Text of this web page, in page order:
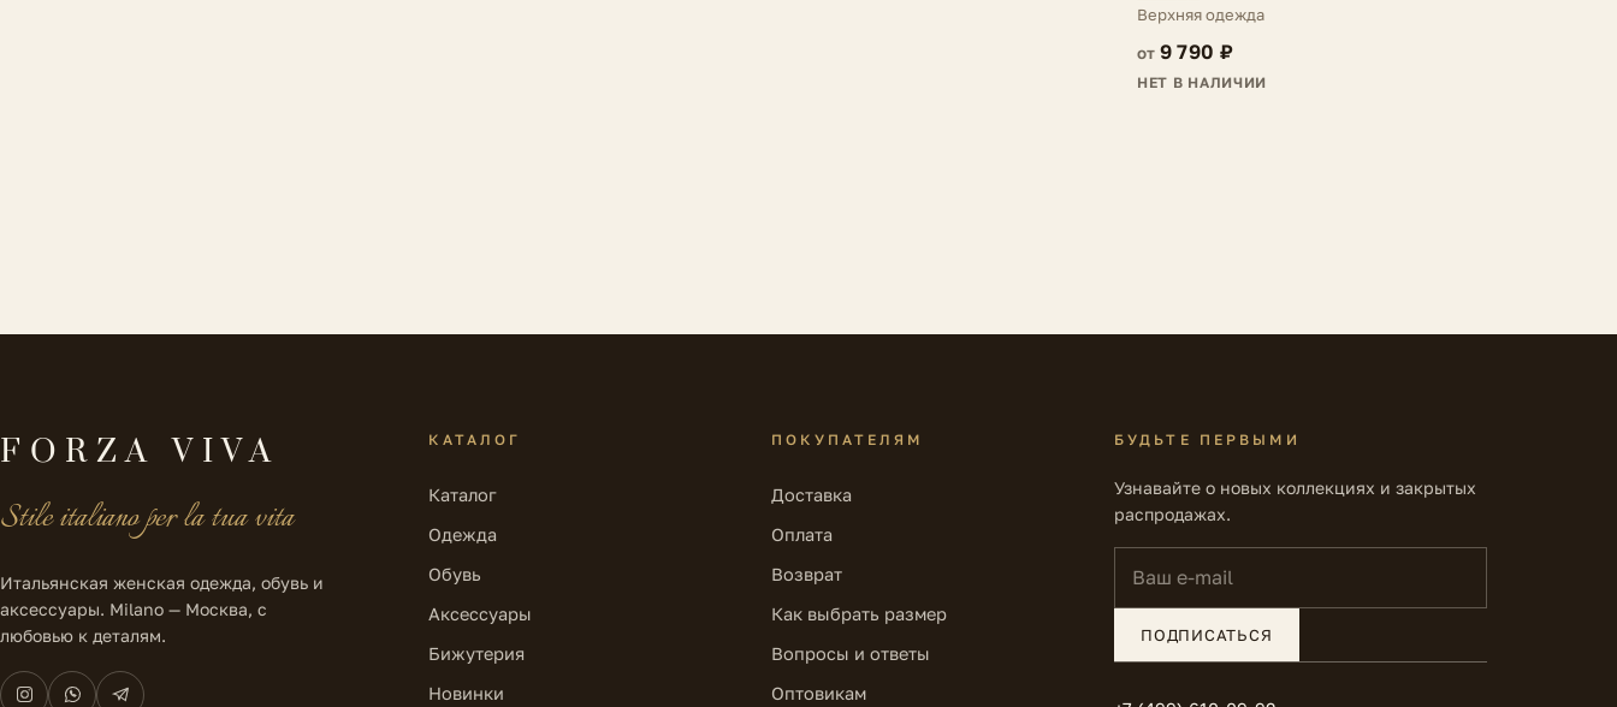
Верхняя одежда
от 9 790 ₽
НЕТ В НАЛИЧИИ
FORZA VIVA
Stile italiano per la tua vita
Итальянская женская одежда, обувь и
аксессуары. Milano — Москва, с
любовью к деталям.
КАТАЛОГ
Каталог
Одежда
Обувь
Аксессуары
Бижутерия
Новинки
ПОКУПАТЕЛЯМ
Доставка
Оплата
Возврат
Как выбрать размер
Вопросы и ответы
Оптовикам
БУДЬТЕ ПЕРВЫМИ
Узнавайте о новых коллекциях и закрытых
распродажах.
ПОДПИСАТЬСЯ